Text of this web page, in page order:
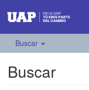
Buscar
Buscar